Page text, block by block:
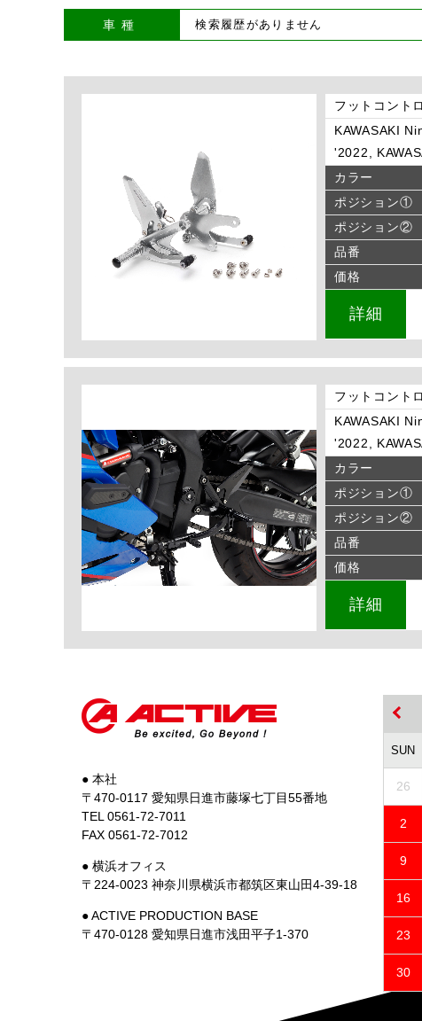
車種
フットコント
KAWASAKI
'2022,
カラー
ポジション①
ポジション②
品番
価格
詳細
フットコント
KAWASAKI
'2022,
カラー
ポジション①
ポジション②
品番
価格
詳細
● 本社
〒470-0117 愛知県日進市藤塚七丁目55番地
TEL 0561-72-7011
FAX 0561-72-7012
● 横浜オフィス
〒224-0023 神奈川県横浜市都筑区東山田4-39-18
● ACTIVE PRODUCTION BASE
〒470-0128 愛知県日進市浅田平子1-370
SUN
26
2
9
16
23
30